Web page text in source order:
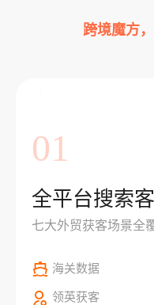
跨境魔方，
01
全平台搜索
七大外贸获客场景全
海关数据
领英获客